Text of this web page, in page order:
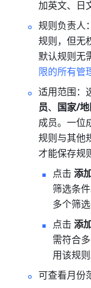
加英文、日
规则负责人
规则，但无
默认规则无
限的所有管
适用范围：
员、 国家/
成员。一位
规则与其他
才能保存规
点击 添
筛选条
多个筛
点击 添
需符合
用该规则
可查看月份